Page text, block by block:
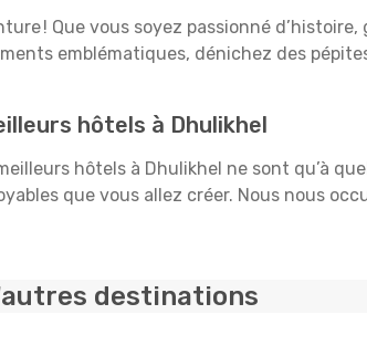
! Que vous soyez passionné
emblématiques, dénichez des
hôtels à Dhulikhel
hôtels à Dhulikhel ne sont qu’à
que vous allez créer. Nous nous
destinations